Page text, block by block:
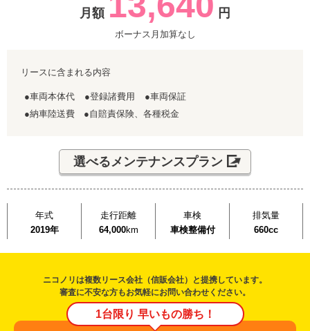
月額 円
ボーナス月加算なし
リースに含まれる内容
●車両本体代 ●登録諸費用
●車両保証
●納車陸送費 ●自賠責保険、各種税金
選べるメンテナンスプラン
年式
2019年
走行距離
64,000km
車検
車検整備付
排気量
660cc
ニコノリは複数リース会社（信販会社）と提携しています。
審査に不安な方もお気軽にお問い合わせください。
1台限り 早いもの勝ち！